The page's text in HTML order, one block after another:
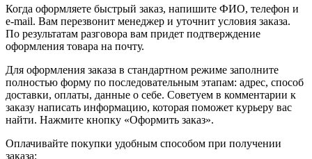
Когда оформляете быстрый заказ, напишите ФИО, телефон и
e-mail. Вам перезвонит менеджер и уточнит условия заказа.
По результатам разговора вам придет подтверждение
оформления товара на почту.
Для оформления заказа в стандартном режиме заполните
полностью форму по последовательным этапам: адрес, способ
доставки, оплаты, данные о себе. Советуем в комментарии к
заказу написать информацию, которая поможет курьеру вас
найти. Нажмите кнопку «Оформить заказ».
Оплачивайте покупки удобным способом при получении
заказа: